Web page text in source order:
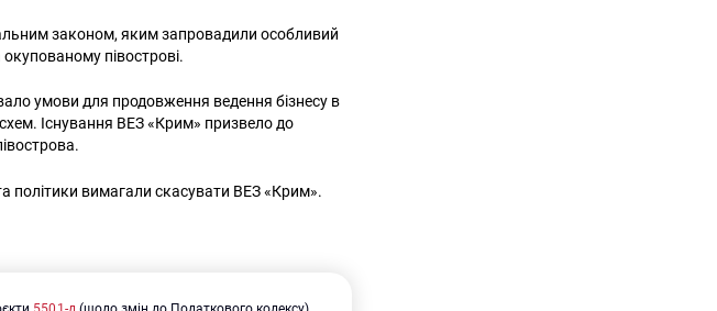
законом, яким запровадили особливий
півострові.
умови для продовження ведення бізнесу в
Існування ВЕЗ «Крим» призвело до
політики вимагали скасувати ВЕЗ «Крим».